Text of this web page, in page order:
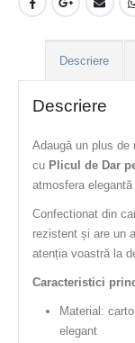
Descriere
Descriere
Adaugă un plus de
cu Plicul de Dar
atmosfera
Confectionat din
rezistent și are un
atenția voastră la
Caracteristici
Material:
elegant